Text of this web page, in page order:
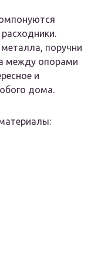
поручни
между опорами
и
дома.